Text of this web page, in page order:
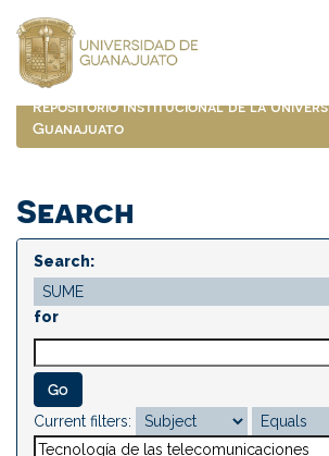
navigation
Repositorio Institucional de la
Guanajuato
Search
Search:
for
Current filters: